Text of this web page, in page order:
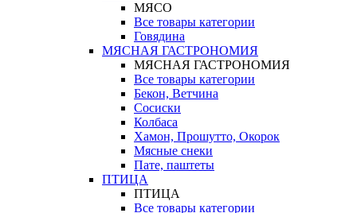
МЯСО
Все товары категории
Говядина
МЯСНАЯ ГАСТРОНОМИЯ
МЯСНАЯ ГАСТРОНОМИЯ
Все товары категории
Бекон, Ветчина
Сосиски
Колбаса
Хамон, Прошутто, Окорок
Мясные снеки
Пате, паштеты
ПТИЦА
ПТИЦА
Все товары категории